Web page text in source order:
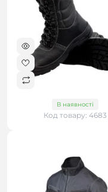
В наявності
Код товару: 4683